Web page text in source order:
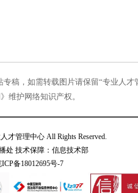
稿，如需转载图片请保留“专业人
维护网络知识产权。
才管理中心 All Rights Reserved.
处 技术保障：信息技术部
ICP备18012695号-7